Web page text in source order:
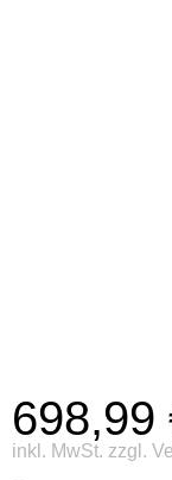
698,99
inkl. MwSt. zzgl.